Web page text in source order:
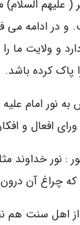
عليهم السلام)
و در ادامه مى
و ولايت ما
پاك كرده باشد.
به نور امام
وراى افعال و
: نور خداوند
كه چراغ آن
از اهل سنت